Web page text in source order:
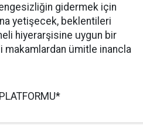
gidermek için
yetişecek, beklentileri
hiyerarşisine uygun bir
makamlardan ümitle inancla